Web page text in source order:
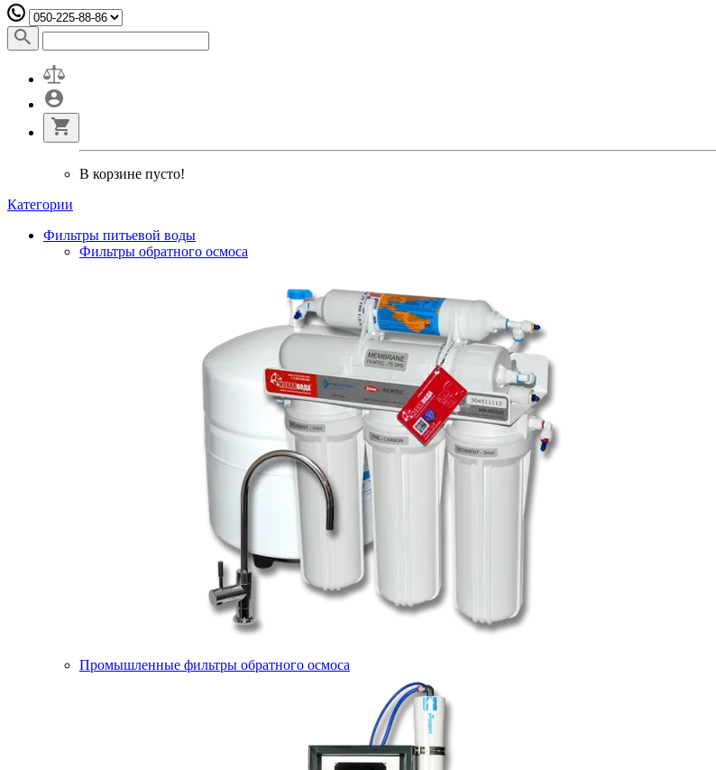
В корзине пусто!
Категории
Фильтры питьевой воды
Фильтры обратного осмоса
Промышленные фильтры обратного осмоса